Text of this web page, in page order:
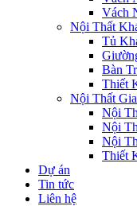
Vách
Nội Thất
Tủ
Bàn
Thiết
Nội Thất
Nội
Nội
Nội
Thiết
Dự án
Tin tức
Liên hệ